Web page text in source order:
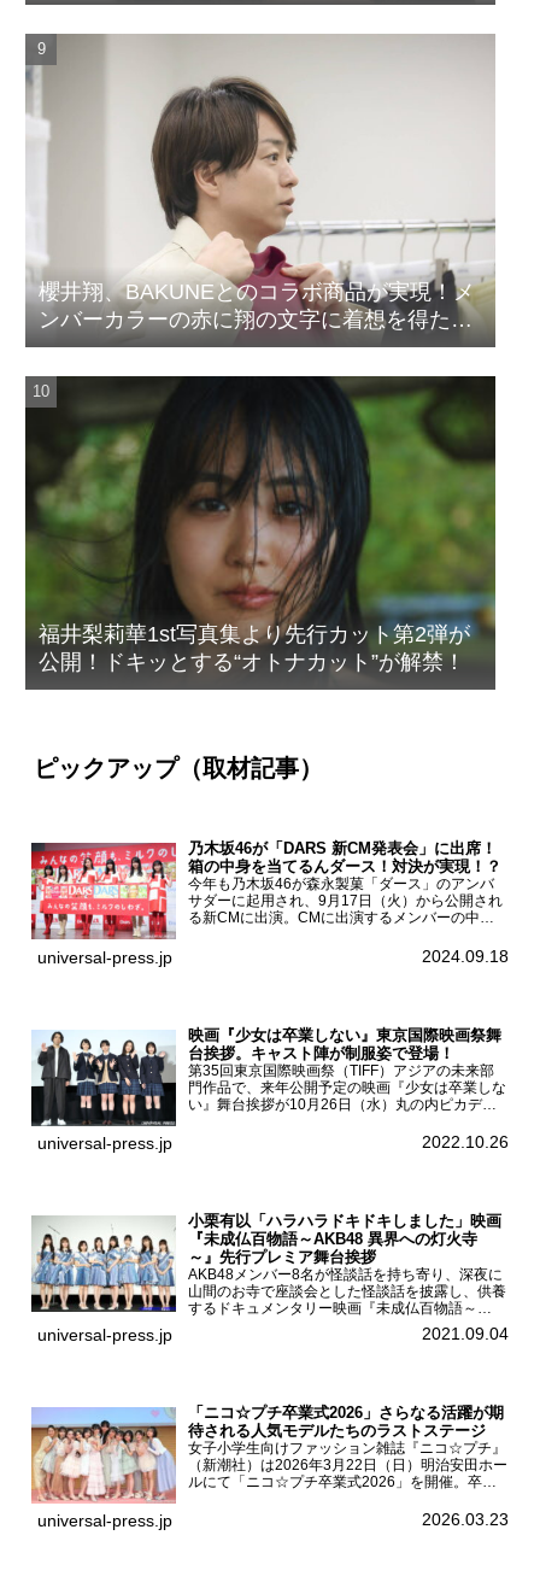
櫻井翔、BAKUNEとのコラボ商品が実現！メ
ンバーカラーの赤に翔の文字に着想を得たデ
ザイン
福井梨莉華1st写真集より先行カット第2弾が
公開！ドキッとする“オトナカット”が解禁！
ピックアップ（取材記事）
乃木坂46が「DARS 新CM発表会」に出席！
箱の中身を当てるんダース！対決が実現！？
今年も乃木坂46が森永製菓「ダース」のアンバ
サダーに起用され、9月17日（火）から公開され
る新CMに出演。CMに出演するメンバーの中か
一ノ瀬美空、菅原咲月が都内にて開催された
universal-press.jp 2024.09.18
映画『少女は卒業しない』東京国際映画祭舞
台挨拶。キャスト陣が制服姿で登場！
第35回東京国際映画祭（TIFF）アジアの未来部
門作品で、来年公開予定の映画『少女は卒業しな
い』舞台挨拶が10月26日（水）丸の内ピカデリ
宮山莉渚、中井友望、監督の中川駿が登壇。映画
universal-press.jp 2022.10.26
小栗有以「ハラハラドキドキしました」映画
『未成仏百物語～AKB48 異界への灯火寺
～』先行プレミア舞台挨拶
AKB48メンバー8名が怪談話を持ち寄り、深夜に
山間のお寺で座談会とした怪談話を披露し、供養
するドキュメンタリー映画『未成仏百物語～
AKB48異界への灯火寺～』の先行プレミア舞台
挨拶が東京・ユナイテッド・シネマ豊洲で開催さ
universal-press.jp 2021.09.04
「ニコ☆プチ卒業式2026」さらなる活躍が期
待される人気モデルたちのラストステージ
女子小学生向けファッション雑誌『ニコ☆プチ』
（新潮社）は2026年3月22日（日）明治安田ホー
ルにて「ニコ☆プチ卒業式2026」を開催。卒業
ん、末永ひなた、高梨琴乃、土井ありさ、藤田蒼
universal-press.jp 2026.03.23